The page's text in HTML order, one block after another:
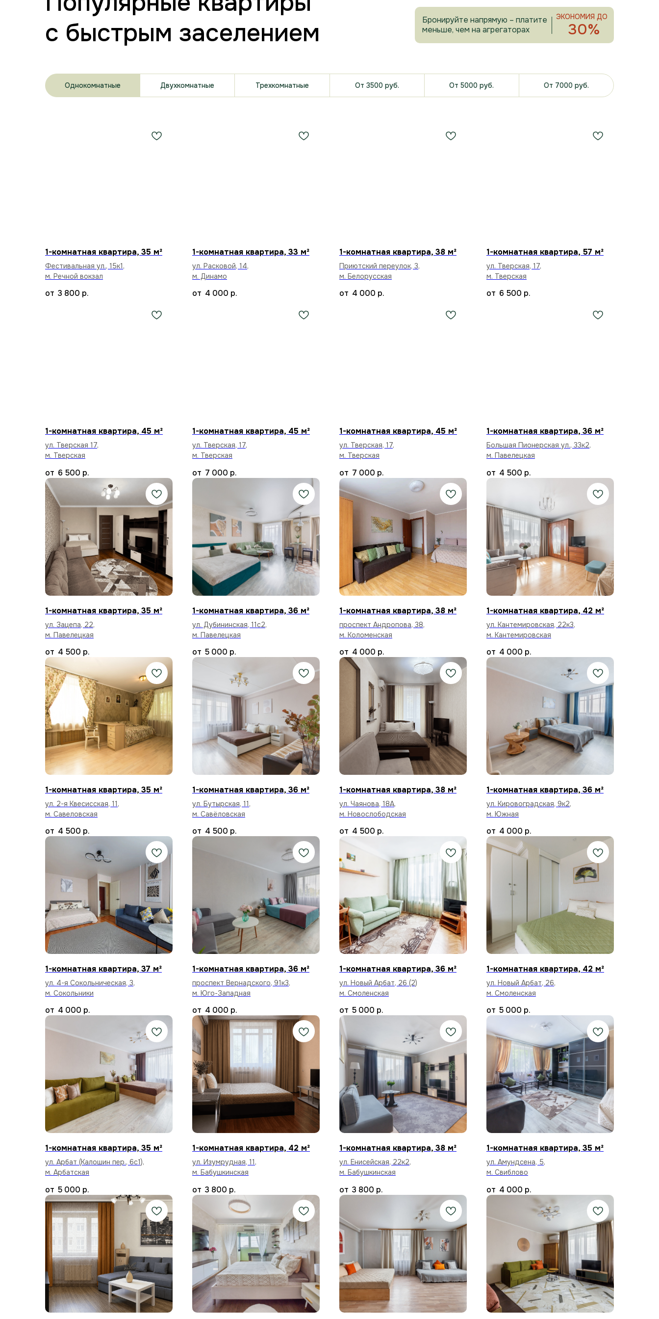
с быстрым заселением
30%
ЭКОНОМИЯ ДО
Бронируйте напрямую – платите
меньше, чем на агрегаторах
Однокомнатные Двухкомнатные Трехкомнатные От 3500 руб. От 5000 руб. От 7000 руб.
1-комнатная квартира, 35 м²
Фестивальная ул., 15к1,
м. Речной вокзал
3 800 р.
1-комнатная квартира, 33 м²
ул. Расковой, 14,
м. Динамо
4 000 р.
1-комнатная квартира, 38 м²
Приютский переулок, 3,
м. Белорусская
4 000 р.
1-комнатная квартира, 57 м²
ул. Тверская, 17,
м. Тверская
6 500 р.
1-комнатная квартира, 45 м²
ул. Тверская 17,
м. Тверская
6 500 р.
1-комнатная квартира, 45 м²
ул. Тверская, 17,
м. Тверская
7 000 р.
1-комнатная квартира, 45 м²
ул. Тверская, 17,
м. Тверская
7 000 р.
1-комнатная квартира, 36 м²
Большая Пионерская ул., 33к2,
м. Павелецкая
4 500 р.
1-комнатная квартира, 35 м²
ул. Зацепа, 22,
м. Павелецкая
4 500 р.
1-комнатная квартира, 36 м²
ул. Дубининская, 11с2,
м. Павелецкая
5 000 р.
1-комнатная квартира, 38 м²
проспект Андропова, 38,
м. Коломенская
4 000 р.
1-комнатная квартира, 42 м²
ул. Кантемировская, 22к3,
м. Кантемировская
4 000 р.
1-комнатная квартира, 35 м²
ул. 2-я Квесисская, 11,
м. Савеловская
4 500 р.
1-комнатная квартира, 36 м²
ул. Бутырская, 11,
м. Савёловская
4 500 р.
1-комнатная квартира, 38 м²
ул. Чаянова, 18А,
м. Новослободская
4 500 р.
1-комнатная квартира, 36 м²
ул. Кировоградская, 9к2,
м. Южная
4 000 р.
1-комнатная квартира, 37 м²
ул. 4-я Сокольническая, 3,
м. Сокольники
4 000 р.
1-комнатная квартира, 36 м²
проспект Вернадского, 91к3,
м. Юго-Западная
4 000 р.
1-комнатная квартира, 36 м²
ул. Новый Арбат, 26 (2)
м. Смоленская
5 000 р.
1-комнатная квартира, 42 м²
ул. Новый Арбат, 26,
м. Смоленская
5 000 р.
1-комнатная квартира, 35 м²
ул. Арбат (Калошин пер., 6с1),
м. Арбатская
5 000 р.
1-комнатная квартира, 42 м²
ул. Изумрудная, 11,
м. Бабушкинская
3 800 р.
1-комнатная квартира, 38 м²
ул. Енисейская, 22к2,
м. Бабушкинская
3 800 р.
1-комнатная квартира, 35 м²
ул. Амундсена, 5,
м. Свиблово
4 000 р.